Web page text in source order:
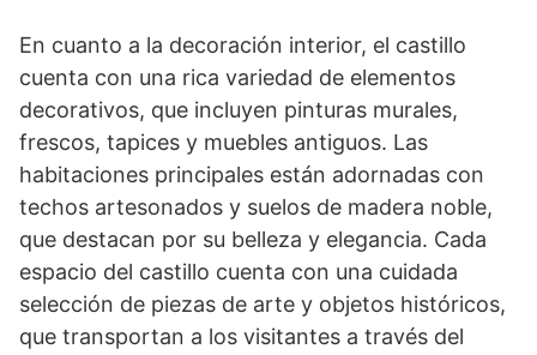
En cuanto a la decoración interior, el castillo ​
cuenta con una rica variedad de elementos
decorativos, que incluyen pinturas murales,
frescos, tapices y muebles antiguos. Las
habitaciones principales están adornadas ⁣con
techos artesonados y‌ suelos de madera noble,
que destacan⁢ por su belleza y elegancia. Cada
espacio del⁤ castillo cuenta con una cuidada
selección de piezas de arte y objetos históricos,
que transportan a los visitantes ⁢a⁢ través del⁣